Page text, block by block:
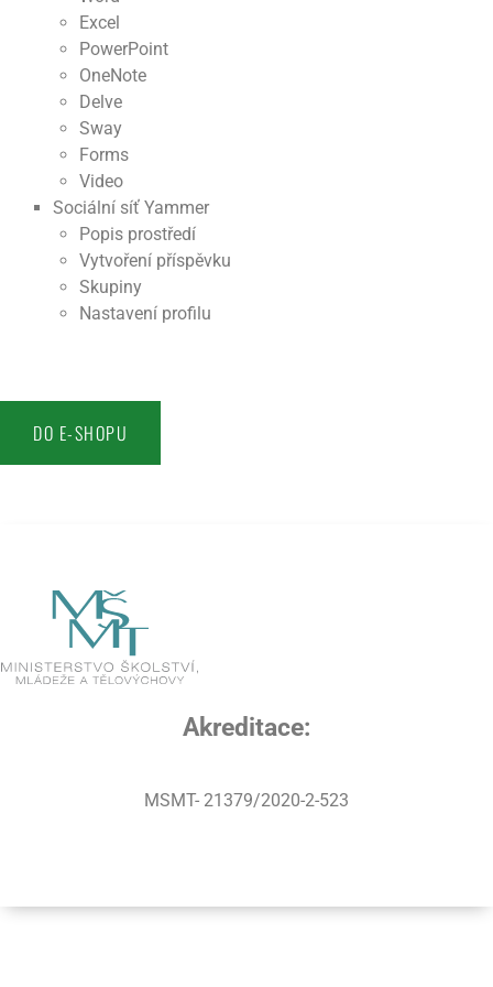
Excel
PowerPoint
OneNote
Delve
Sway
Forms
Video
Sociální síť Yammer
Popis prostředí
Vytvoření příspěvku
Skupiny
Nastavení profilu
DO E-SHOPU
Akreditace:
MSMT- 21379/2020-2-523